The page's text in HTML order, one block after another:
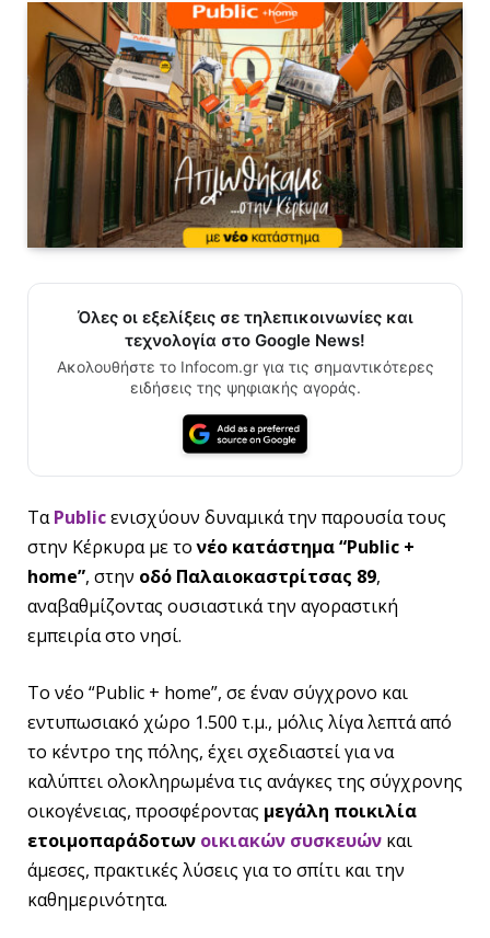
Όλες οι εξελίξεις σε τηλεπικοινωνίες και
τεχνολογία στο Google News!
Ακολουθήστε το Infocom.gr για τις σημαντικότερες
ειδήσεις της ψηφιακής αγοράς.
Τα Publicενισχύουν δυναμικά την παρουσία τους
στην Κέρκυρα με τονέο κατάστημα “Public +
home”, στην οδό Παλαιοκαστρίτσας 89,
αναβαθμίζοντας ουσιαστικά την αγοραστική
εμπειρία στο νησί.
Το νέο “Public + home”, σε έναν σύγχρονο και
εντυπωσιακό χώρο 1.500 τ.μ., μόλις λίγα λεπτά από
το κέντρο της πόλης, έχει σχεδιαστεί για να
καλύπτει ολοκληρωμένα τις ανάγκες της σύγχρονης
οικογένειας, προσφέροντας μεγάλη ποικιλία
ετοιμοπαράδοτων οικιακών συσκευών και
άμεσες, πρακτικές λύσεις για το σπίτι και την
καθημερινότητα.